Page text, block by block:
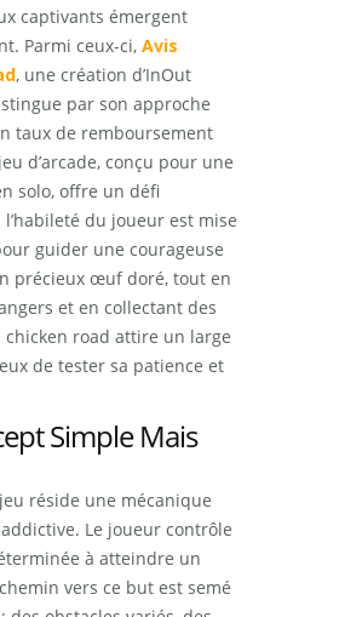
captivants émergent
Parmi ceux-ci, Avis
, une création d’InOut
par son approche
taux de remboursement
d’arcade, conçu pour une
solo, offre un défi
du joueur est mise
guider une courageuse
précieux œuf doré, tout en
et en collectant des
chicken road attire un large
de tester sa patience et
Simple Mais
réside une mécanique
Le joueur contrôle
à atteindre un
vers ce but est semé